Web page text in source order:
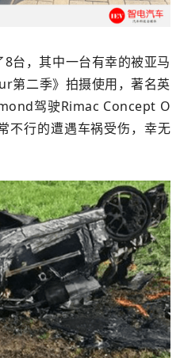
台，其中一台有幸的被亚马
第二季》拍摄使用，著名英
驾驶Rimac Concept O
不行的遭遇车祸受伤，幸无